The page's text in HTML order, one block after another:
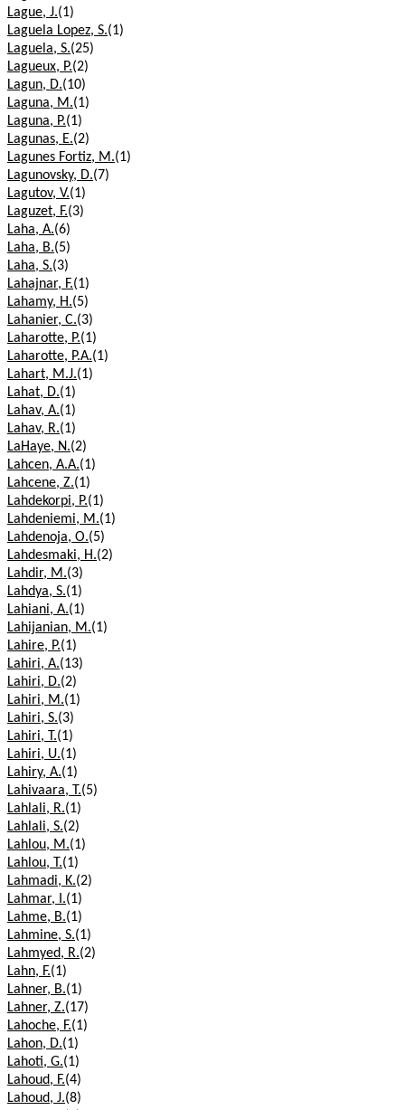
Lague, J.(1)
Laguela Lopez, S.(1)
Laguela, S.(25)
Lagueux, P.(2)
Lagun, D.(10)
Laguna, M.(1)
Laguna, P.(1)
Lagunas, E.(2)
Lagunes Fortiz, M.(1)
Lagunovsky, D.(7)
Lagutov, V.(1)
Laguzet, F.(3)
Laha, A.(6)
Laha, B.(5)
Laha, S.(3)
Lahajnar, F.(1)
Lahamy, H.(5)
Lahanier, C.(3)
Laharotte, P.(1)
Laharotte, P.A.(1)
Lahart, M.J.(1)
Lahat, D.(1)
Lahav, A.(1)
Lahav, R.(1)
LaHaye, N.(2)
Lahcen, A.A.(1)
Lahcene, Z.(1)
Lahdekorpi, P.(1)
Lahdeniemi, M.(1)
Lahdenoja, O.(5)
Lahdesmaki, H.(2)
Lahdir, M.(3)
Lahdya, S.(1)
Lahiani, A.(1)
Lahijanian, M.(1)
Lahire, P.(1)
Lahiri, A.(13)
Lahiri, D.(2)
Lahiri, M.(1)
Lahiri, S.(3)
Lahiri, T.(1)
Lahiri, U.(1)
Lahiry, A.(1)
Lahivaara, T.(5)
Lahlali, R.(1)
Lahlali, S.(2)
Lahlou, M.(1)
Lahlou, T.(1)
Lahmadi, K.(2)
Lahmar, I.(1)
Lahme, B.(1)
Lahmine, S.(1)
Lahmyed, R.(2)
Lahn, F.(1)
Lahner, B.(1)
Lahner, Z.(17)
Lahoche, F.(1)
Lahon, D.(1)
Lahoti, G.(1)
Lahoud, F.(4)
Lahoud, J.(8)